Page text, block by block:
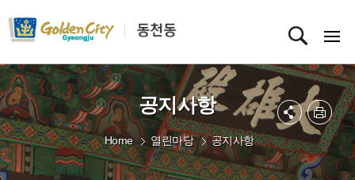
공지사항
Home 열린마당 공지사항